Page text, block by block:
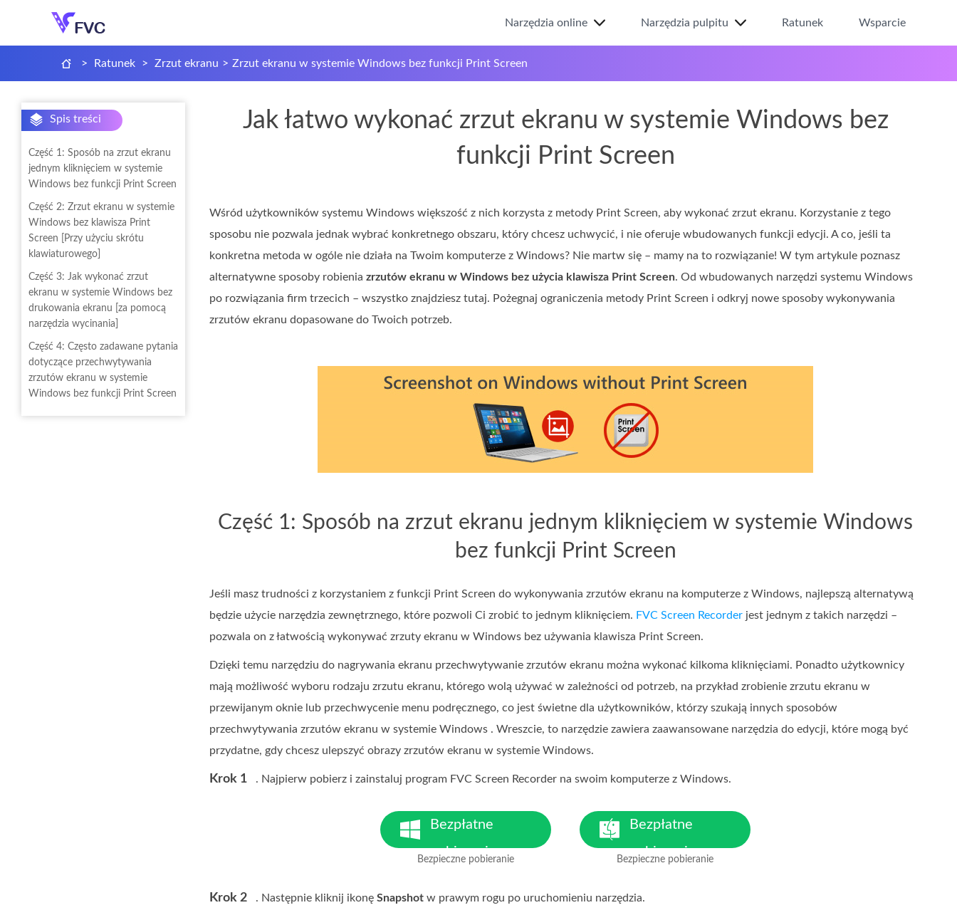
Narzędzia online Narzędzia pulpitu Ratunek Wsparcie
> Ratunek > Zrzut ekranu > Zrzut ekranu w systemie Windows bez funkcji Print Screen
Spis treści
Część 1: Sposób na zrzut ekranu
jednym kliknięciem w systemie
Windows bez funkcji Print Screen
Część 2: Zrzut ekranu w systemie
Windows bez klawisza Print
Screen [Przy użyciu skrótu
klawiaturowego]
Część 3: Jak wykonać zrzut
ekranu w systemie Windows bez
drukowania ekranu [za pomocą
narzędzia wycinania]
Część 4: Często zadawane pytania
dotyczące przechwytywania
zrzutów ekranu w systemie
Windows bez funkcji Print Screen
Jak łatwo wykonać zrzut ekranu w systemie Windows bez
funkcji Print Screen
Wśród użytkowników systemu Windows większość z nich korzysta z metody Print Screen, aby wykonać zrzut ekranu. Korzystanie z tego
sposobu nie pozwala jednak wybrać konkretnego obszaru, który chcesz uchwycić, i nie oferuje wbudowanych funkcji edycji. A co, jeśli ta
konkretna metoda w ogóle nie działa na Twoim komputerze z Windows? Nie martw się – mamy na to rozwiązanie! W tym artykule poznasz
alternatywne sposoby robienia zrzutów ekranu w Windows bez użycia klawisza Print Screen. Od wbudowanych narzędzi systemu Windows
po rozwiązania firm trzecich – wszystko znajdziesz tutaj. Pożegnaj ograniczenia metody Print Screen i odkryj nowe sposoby wykonywania
zrzutów ekranu dopasowane do Twoich potrzeb.
Część 1: Sposób na zrzut ekranu jednym kliknięciem w systemie Windows
bez funkcji Print Screen
Jeśli masz trudności z korzystaniem z funkcji Print Screen do wykonywania zrzutów ekranu na komputerze z Windows, najlepszą alternatywą
będzie użycie narzędzia zewnętrznego, które pozwoli Ci zrobić to jednym kliknięciem. FVC Screen Recorder jest jednym z takich narzędzi –
pozwala on z łatwością wykonywać zrzuty ekranu w Windows bez używania klawisza Print Screen.
Dzięki temu narzędziu do nagrywania ekranu przechwytywanie zrzutów ekranu można wykonać kilkoma kliknięciami. Ponadto użytkownicy
mają możliwość wyboru rodzaju zrzutu ekranu, którego wolą używać w zależności od potrzeb, na przykład zrobienie zrzutu ekranu w
przewijanym oknie lub przechwycenie menu podręcznego, co jest świetne dla użytkowników, którzy szukają innych sposobów
przechwytywania zrzutów ekranu w systemie Windows . Wreszcie, to narzędzie zawiera zaawansowane narzędzia do edycji, które mogą być
przydatne, gdy chcesz ulepszyć obrazy zrzutów ekranu w systemie Windows.
Krok 1 . Najpierw pobierz i zainstaluj program FVC Screen Recorder na swoim komputerze z Windows.
Bezpłatne
pobieranie
Dla Windows 7 lub nowszego
Bezpieczne pobieranie
Bezpłatne
pobieranie
Dla MacOS 10.7 lub nowszego
Bezpieczne pobieranie
Krok 2 . Następnie kliknij ikonę Snapshot w prawym rogu po uruchomieniu narzędzia.